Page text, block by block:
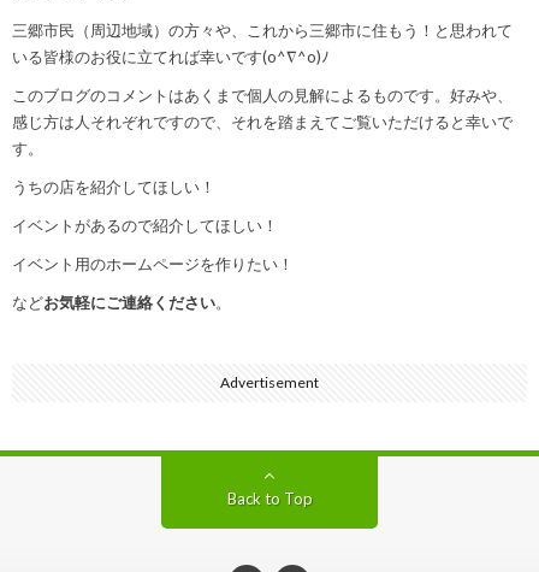
三郷市民（周辺地域）の方々や、これから三郷市に住もう！と思われて
いる皆様のお役に立てれば幸いです(o^∇^o)ﾉ
このブログのコメントはあくまで個人の見解によるものです。好みや、
感じ方は人それぞれですので、それを踏まえてご覧いただけると幸いで
す。
うちの店を紹介してほしい！
イベントがあるので紹介してほしい！
イベント用のホームページを作りたい！
などお気軽にご連絡ください。
Advertisement
Back to Top